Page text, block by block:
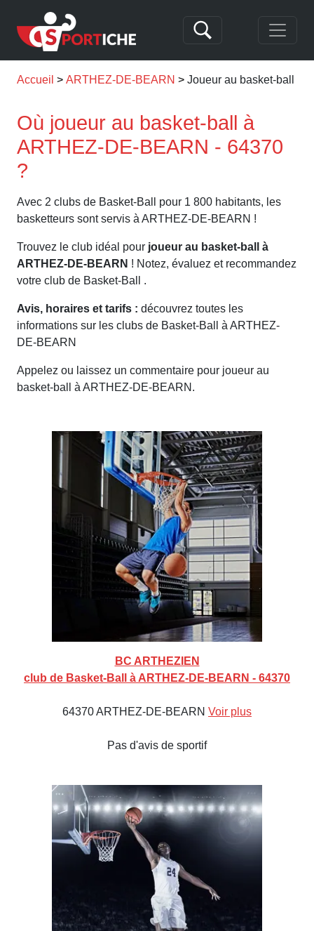
Accueil ARTHEZ-DE-BEARN Joueur au basket-ball à
Où joueur au basket-ball à
ARTHEZ-DE-BEARN - 64370
?
Avec 2 clubs de Basket-Ball pour 1 800 habitants, les
basketteurs sont servis à ARTHEZ-DE-BEARN !
Trouvez le club idéal pour joueur au basket-ball à
ARTHEZ-DE-BEARN ! Notez, évaluez et recommandez
votre club de Basket-Ball .
Avis, horaires et tarifs : découvrez toutes les
informations sur les clubs de Basket-Ball à ARTHEZ-
DE-BEARN
Appelez ou laissez un commentaire pour joueur au
basket-ball à ARTHEZ-DE-BEARN.
BC ARTHEZIEN
club de Basket-Ball à ARTHEZ-DE-BEARN - 64370
64370 ARTHEZ-DE-BEARN Voir plus
Pas d'avis de sportif